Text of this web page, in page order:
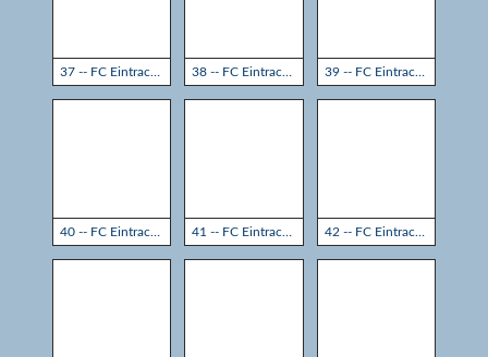
37 -- FC Eintracht Rheine - TSG Sprockhövel 3:3 38 -- FC Eintracht Rheine - TSG Sprockhövel 3:3 39 -- FC Eintracht Rheine - TSG Sprockhövel 3:3
40 -- FC Eintracht Rheine - TSG Sprockhövel 3:3 41 -- FC Eintracht Rheine - TSG Sprockhövel 3:3 42 -- FC Eintracht Rheine - TSG Sprockhövel 3:3